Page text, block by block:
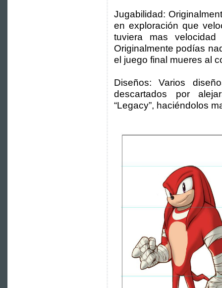
Jugabilidad:
en exploración que
tuviera mas
Originalmente podías
el juego final mueres al
Diseños: Varios
descartados por
“Legacy”, haciéndolos